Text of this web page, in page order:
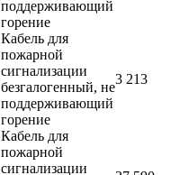
поддерживающий
горение
Кабель для
пожарной
сигнализации
безгалогенный, не
поддерживающий
горение
3 213
Кабель для
пожарной
сигнализации